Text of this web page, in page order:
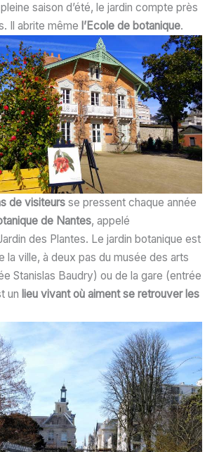
saison d’été, le jardin compte près
Il abrite même l’Ecole de botanique.
de visiteursse pressent chaque année
de Nantes, appelé
des Plantes. Le jardin botanique est
la ville, à deux pas du musée des arts
Stanislas Baudry) ou de la gare (entrée
un lieu vivant où aiment se retrouver les